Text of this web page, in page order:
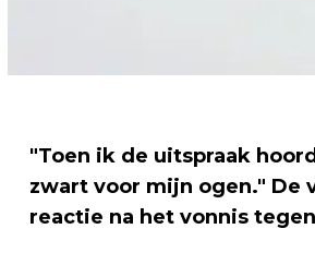
"Toen ik de uitspraak
zwart voor mijn ogen." De
reactie na het vonnis